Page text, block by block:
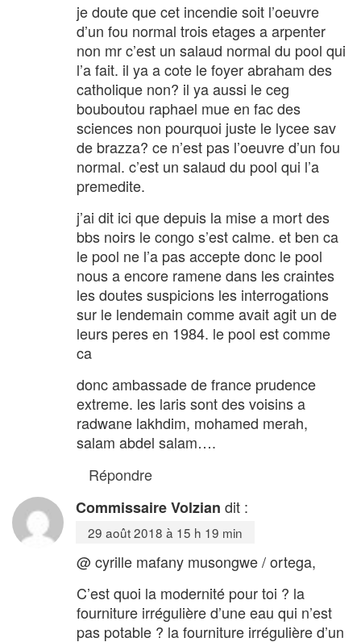
je doute que cet incendie soit l’oeuvre
d’un fou normal trois etages a arpenter
non mr c’est un salaud normal du pool qui
l’a fait. il ya a cote le foyer abraham des
catholique non? il ya aussi le ceg
bouboutou raphael mue en fac des
sciences non pourquoi juste le lycee sav
de brazza? ce n’est pas l’oeuvre d’un fou
normal. c’est un salaud du pool qui l’a
premedite.
j’ai dit ici que depuis la mise a mort des
bbs noirs le congo s’est calme. et ben ca
le pool ne l’a pas accepte donc le pool
nous a encore ramene dans les craintes
les doutes suspicions les interrogations
sur le lendemain comme avait agit un de
leurs peres en 1984. le pool est comme
ca
donc ambassade de france prudence
extreme. les laris sont des voisins a
radwane lakhdim, mohamed merah,
salam abdel salam….
Répondre
Commissaire Volzian dit :
29 août 2018 à 15 h 19 min
@ cyrille mafany musongwe / ortega,
C’est quoi la modernité pour toi ? la
fourniture irrégulière d’une eau qui n’est
pas potable ? la fourniture irrégulière d’un